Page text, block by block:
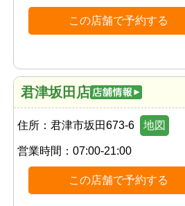
この店舗で予約する
君津坂田店
住所： 君津市坂田673-6 地図
営業時間： 07:00-21:00
この店舗で予約する